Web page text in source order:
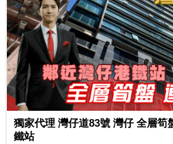
獨家代理 灣仔道83號 灣仔 全層筍
鐵站